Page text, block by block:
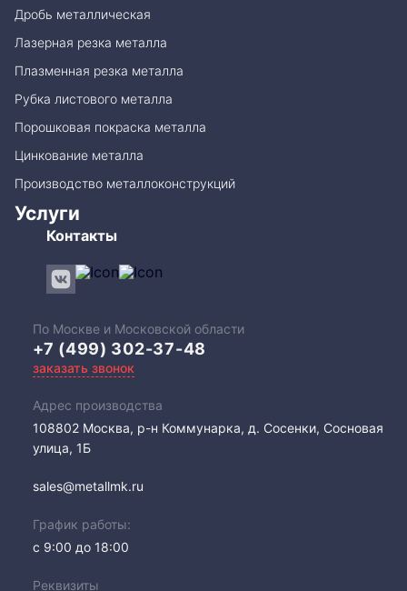
Дробь металлическая
Лазерная резка металла
Плазменная резка металла
Рубка листового металла
Порошковая покраска металла
Цинкование металла
Производство металлоконструкций
Услуги
Контакты
По Москве и Московской области
+7 (499) 302-37-48
заказать звонок
Адрес производства
108802​ Москва, р-н Коммунарка, д. Сосенки, Сосновая
улица, 1Б
sales@metallmk.ru
График работы:
с 9:00 до 18:00
Реквизиты